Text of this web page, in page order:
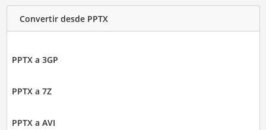
Convertir desde PPTX
PPTX a 3GP
PPTX a 7Z
PPTX a AVI